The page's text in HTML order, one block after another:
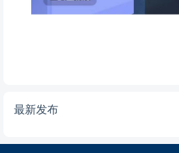
最新发布